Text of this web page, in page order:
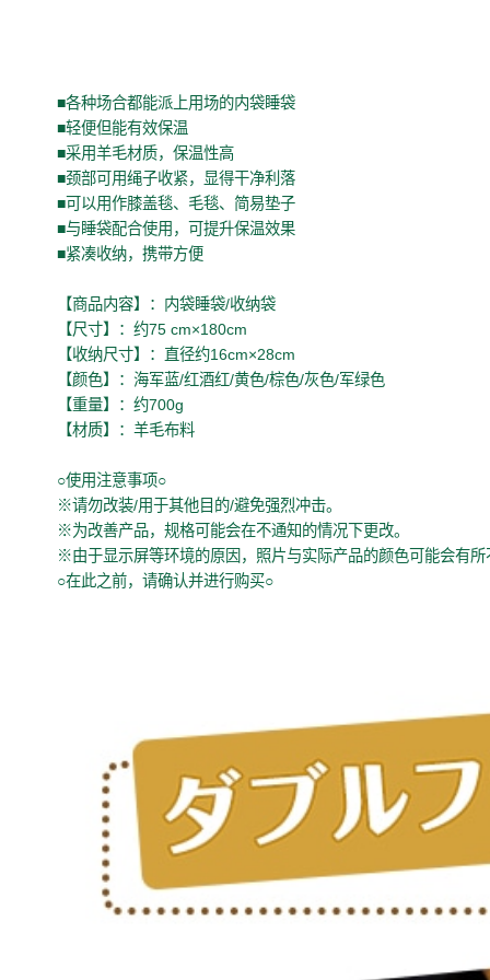
■各种场合都能派上用场的内袋睡袋
■轻便但能有效保温
■采用羊毛材质，保温性高
■颈部可用绳子收紧，显得干净利落
■可以用作膝盖毯、毛毯、简易垫子
■与睡袋配合使用，可提升保温效果
■紧凑收纳，携带方便
【商品内容】：内袋睡袋/收纳袋
【尺寸】：约75 cm×180cm
【收纳尺寸】：直径约16cm×28cm
【颜色】：海军蓝/红酒红/黄色/棕色/灰色/军绿色
【重量】：约700g
【材质】：羊毛布料
○使用注意事项○
※请勿改装/用于其他目的/避免强烈冲击。
※为改善产品，规格可能会在不通知的情况下更改。
※由于显示屏等环境的原因，照片与实际产品的颜色可能会有所
○在此之前，请确认并进行购买○